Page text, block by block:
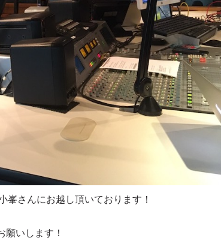
さんにお越し頂いております！
いします！